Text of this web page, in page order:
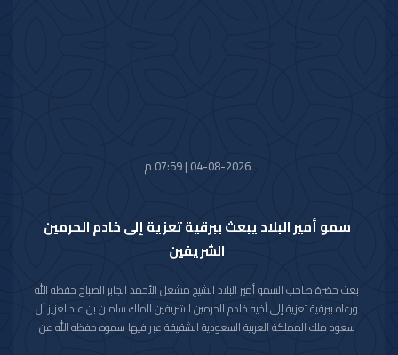
04-08-2026 | 07:59 م
سمو أمير البلاد يبعث ببرقية تعزية إلى خادم الحرمين
الشريفين
بعث حضرة صاحب السمو أمير البلاد الشيخ مشعل الأحمد الجابر الصباح حفظه الله
ورعاه ببرقية تعزية إلى أخيه خادم الحرمين الشريفين الملك سلمان بن عبدالعزيز آل
سعود ملك المملكة العربية السعودية الشقيقة عبر فيها سموه حفظه الله عن